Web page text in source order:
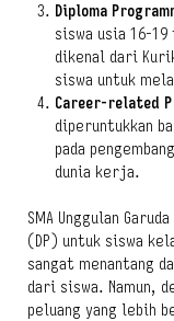
Diploma
siswa usia 16-19
dikenal dari
siswa untuk
Career-related
diperuntukkan
pada
dunia kerja.
SMA Unggulan
(DP) untuk siswa
sangat menantang
dari siswa. Namun,
peluang yang lebih